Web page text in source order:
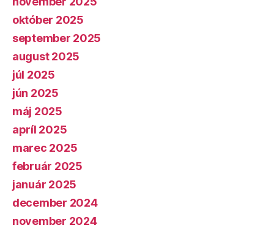
október 2025
september 2025
august 2025
júl 2025
jún 2025
máj 2025
apríl 2025
marec 2025
február 2025
január 2025
december 2024
november 2024